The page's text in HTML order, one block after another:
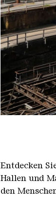
Der
Copyright:
Entdecken
Hallen und
den